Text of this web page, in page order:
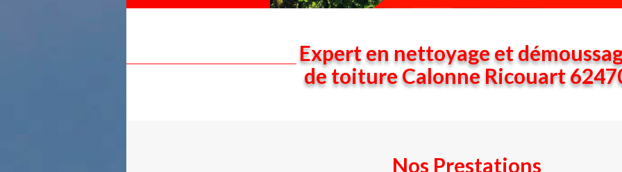
Expert en nettoyage et
de toiture Calonne Ricouart
Nos Prestations